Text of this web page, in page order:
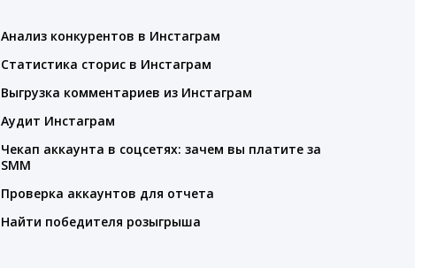
Анализ конкурентов в Инстаграм
Статистика сторис в Инстаграм
Выгрузка комментариев из Инстаграм
Аудит Инстаграм
Чекап аккаунта в соцсетях: зачем вы платите за
SMM
Проверка аккаунтов для отчета
Найти победителя розыгрыша